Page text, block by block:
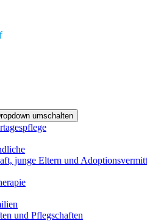
umschalten
junge Eltern und
und Pflegschaften